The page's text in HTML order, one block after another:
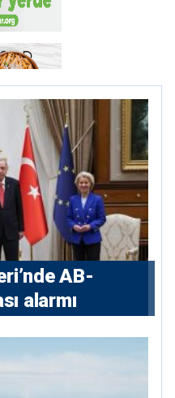
AB-
alarmı